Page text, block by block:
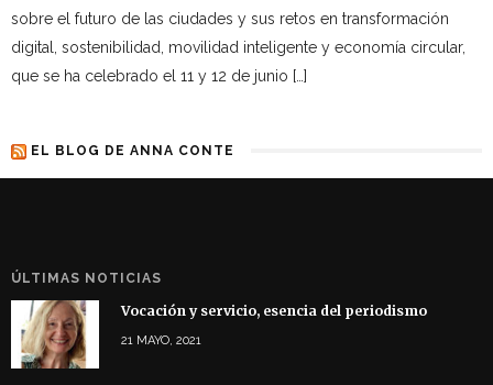
sobre el futuro de las ciudades y sus retos en transformación
digital, sostenibilidad, movilidad inteligente y economía circular,
que se ha celebrado el 11 y 12 de junio […]
EL BLOG DE ANNA CONTE
ÚLTIMAS NOTICIAS
Vocación y servicio, esencia del periodismo
21 MAYO, 2021